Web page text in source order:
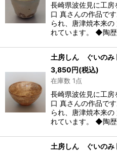
長崎県波佐見に工
口 真さんの作品で
られ、唐津焼本来
れています。 ◆陶
土房しん ぐいのみ
3,850円(税込)
在庫数 1点
長崎県波佐見に工
口 真さんの作品で
られ、唐津焼本来
れています。 ◆陶
土房しん ぐいのみ